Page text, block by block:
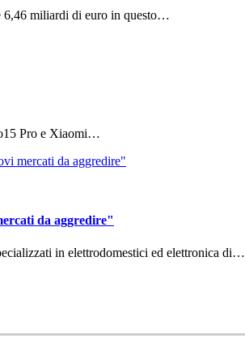
6,46 miliardi di euro in questo…
Pro e Xiaomi…
da aggredire"
in elettrodomestici ed elettronica di…